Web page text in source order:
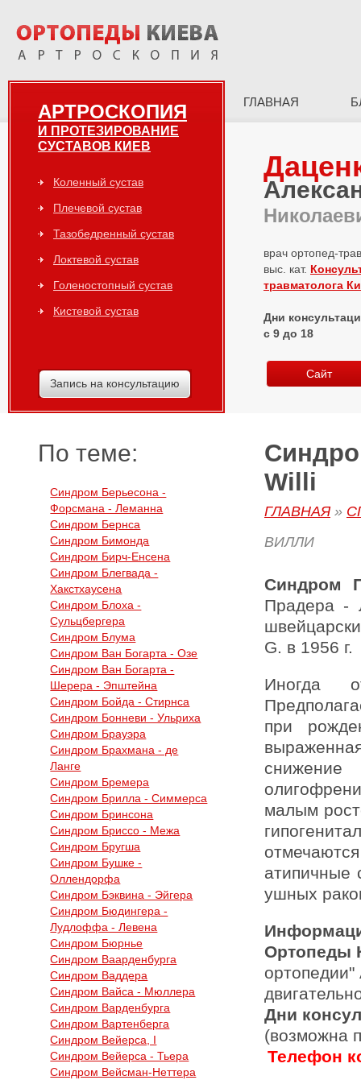
ГЛАВНАЯ
АРТРОСКОПИЯ
И ПРОТЕЗИРОВАНИЕ
СУСТАВОВ КИЕВ
Коленный сустав
Плечевой сустав
Тазобедренный сустав
Локтевой сустав
Голеностопный сустав
Кистевой сустав
Запись на консультацию
врач ортопед-
выс. кат.
травматолога
Дни
с 9 до 18
Сайт
По теме:
Синдром Берьесона -
Форсмана - Леманна
Синдром Бернса
Синдром Бимонда
Синдром Бирч-Енсена
Синдром Блегвада -
Хакстхаусена
Синдром Блоха -
Сульцбергера
Синдром Блума
Синдром Ван Богарта - Озе
Синдром Ван Богарта -
Шерера - Эпштейна
Синдром Бойда - Стирнса
Синдром Бонневи - Ульриха
Синдром Брауэра
Синдром Брахмана - де
Ланге
Синдром Бремера
Синдром Брилла - Симмерса
Синдром Бринсона
Синдром Бриссо - Межа
Синдром Бругша
Синдром Бушке -
Оллендорфа
Синдром Бэквина - Эйгера
Синдром Бюдингера -
Лудлоффа - Левена
Синдром Бюрнье
Синдром Ваарденбурга
Синдром Ваддера
Синдром Вайса - Мюллера
Синдром Варденбурга
Синдром Вартенберга
Синдром Вейерса, I
Синдром Вейерса - Тьера
Синдром Вейсман-Неттера
Willi
ГЛАВНАЯ»
ВИЛЛИ
Синдром
Прадера -
G. в 1956 г.
Иногда
при
снижение
малым
атипичные
ушных
Ортопеды
Дни
(возможна
Телефон